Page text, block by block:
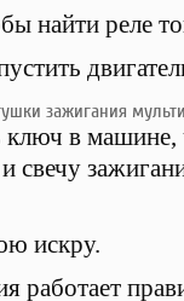
найти реле
в машине,
свечу
искру.
работает